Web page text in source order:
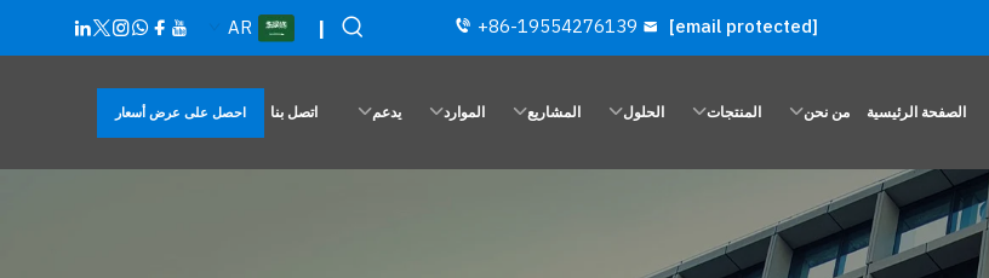
+86-19554276139 [email protected]
|
AR
الصفحة الرئيسية من نحن المنتجات الحلول المشاريع الموارد يدعم اتصل بنا احصل على عرض أسعار